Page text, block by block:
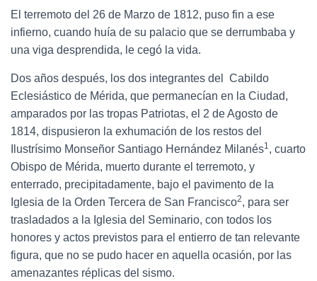
El terremoto del 26 de Marzo de 1812, puso fin a ese
infierno, cuando huía de su palacio que se derrumbaba y
una viga desprendida, le cegó la vida.
Dos años después, los dos integrantes del Cabildo
Eclesiástico de Mérida, que permanecían en la Ciudad,
amparados por las tropas Patriotas, el 2 de Agosto de
1814, dispusieron la exhumación de los restos del
Ilustrísimo Monseñor Santiago Hernández Milanés1, cuarto
Obispo de Mérida, muerto durante el terremoto, y
enterrado, precipitadamente, bajo el pavimento de la
Iglesia de la Orden Tercera de San Francisco2, para ser
trasladados a la Iglesia del Seminario, con todos los
honores y actos previstos para el entierro de tan relevante
figura, que no se pudo hacer en aquella ocasión, por las
amenazantes réplicas del sismo.